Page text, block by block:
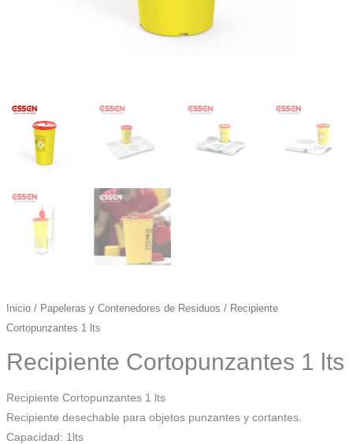
Inicio/ Papeleras y Contenedores de Residuos / Recipiente
Cortopunzantes 1 lts
Recipiente Cortopunzantes 1 lts
Recipiente Cortopunzantes 1 lts
Recipiente desechable para objetos punzantes y cortantes.
Capacidad: 1lts